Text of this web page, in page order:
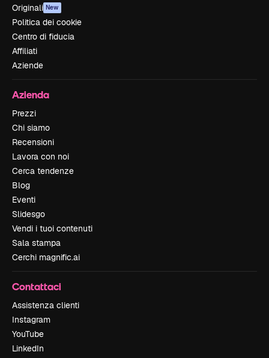
Originali New
Politica dei cookie
Centro di fiducia
Affiliati
Aziende
Azienda
Prezzi
Chi siamo
Recensioni
Lavora con noi
Cerca tendenze
Blog
Eventi
Slidesgo
Vendi i tuoi contenuti
Sala stampa
Cerchi magnific.ai
Contattaci
Assistenza clienti
Instagram
YouTube
LinkedIn